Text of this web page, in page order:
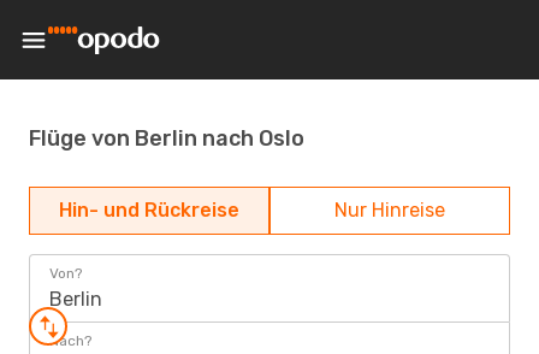
Flüge von Berlin nach Oslo
Hin- und Rückreise Nur Hinreise
Von?
Berlin
Nach?